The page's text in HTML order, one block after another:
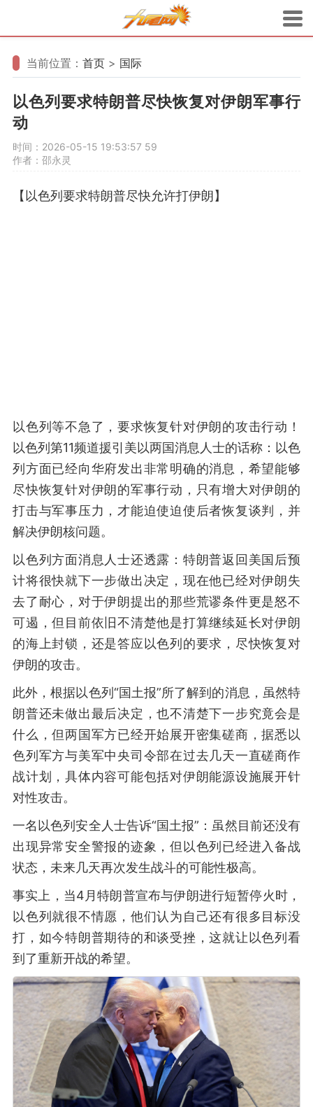
当前位置： 首页 > 国际
以色列要求特朗普尽快恢复对伊朗军事行
动
时间：2026-05-15 19:53:57 59
作者：邵永灵
【以色列要求特朗普尽快允许打伊朗】
以色列等不急了，要求恢复针对伊朗的攻击行动！
以色列第11频道援引美以两国消息人士的话称：以色
列方面已经向华府发出非常明确的消息，希望能够
尽快恢复针对伊朗的军事行动，只有增大对伊朗的
打击与军事压力，才能迫使迫使后者恢复谈判，并
解决伊朗核问题。
以色列方面消息人士还透露：特朗普返回美国后预
计将很快就下一步做出决定，现在他已经对伊朗失
去了耐心，对于伊朗提出的那些荒谬条件更是怒不
可遏，但目前依旧不清楚他是打算继续延长对伊朗
的海上封锁，还是答应以色列的要求，尽快恢复对
伊朗的攻击。
此外，根据以色列“国土报”所了解到的消息，虽然特
朗普还未做出最后决定，也不清楚下一步究竟会是
什么，但两国军方已经开始展开密集磋商，据悉以
色列军方与美军中央司令部在过去几天一直磋商作
战计划，具体内容可能包括对伊朗能源设施展开针
对性攻击。
一名以色列安全人士告诉“国土报”：虽然目前还没有
出现异常安全警报的迹象，但以色列已经进入备战
状态，未来几天再次发生战斗的可能性极高。
事实上，当4月特朗普宣布与伊朗进行短暂停火时，
以色列就很不情愿，他们认为自己还有很多目标没
打，如今特朗普期待的和谈受挫，这就让以色列看
到了重新开战的希望。